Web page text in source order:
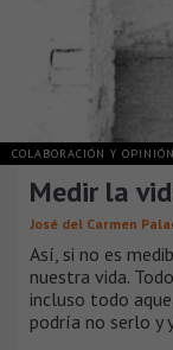
COLABORACIÓN Y OPINIÓN
Medir la
José del Carmen
Así, si no es
nuestra vida.
incluso todo
podría no serlo y